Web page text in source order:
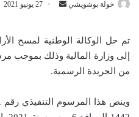
خولة بوشويشي
ب
ر
د
27 يونيو 2021
تم حل الوكالة الوطنية لمسح
إلى وزارة المالية وذلك بموجب
من الجريدة الرسمية.